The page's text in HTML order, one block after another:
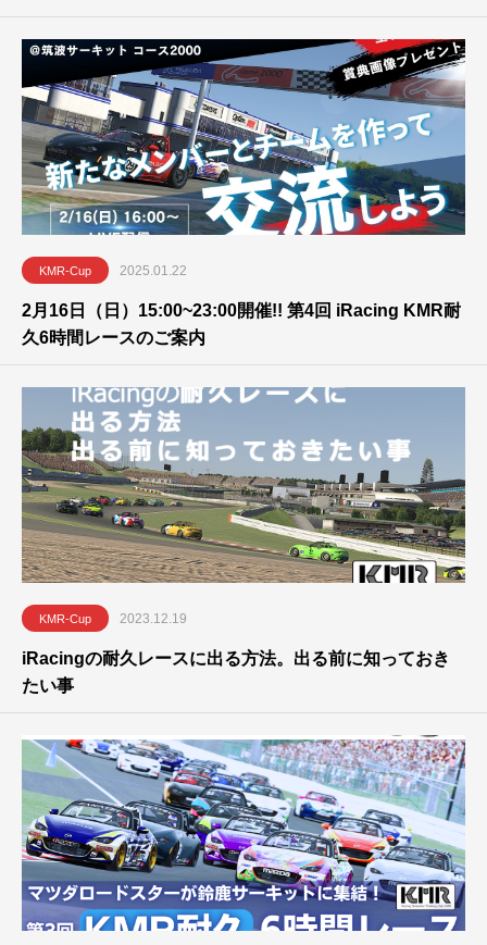
KMR-Cup 2025.01.22
2月16日（日）15:00~23:00開催!! 第4回 iRacing KMR耐
久6時間レースのご案内
KMR-Cup 2023.12.19
iRacingの耐久レースに出る方法。出る前に知っておき
たい事